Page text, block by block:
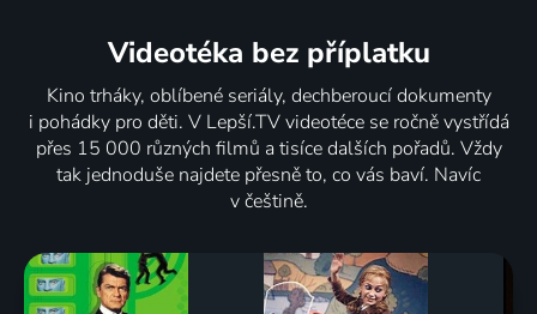
Videotéka bez příplatku
Kino trháky, oblíbené seriály, dechberoucí dokumenty
i pohádky pro děti. V Lepší.TV videotéce se ročně vystřídá
přes 15 000 různých filmů a tisíce dalších pořadů. Vždy
tak jednoduše najdete přesně to, co vás baví. Navíc
v češtině.